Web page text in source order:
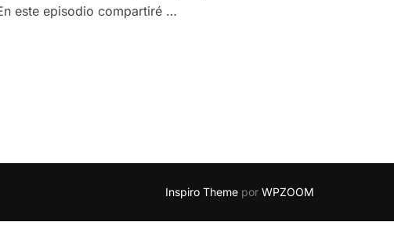
este episodio compartiré …
Inspiro Theme por WPZOOM